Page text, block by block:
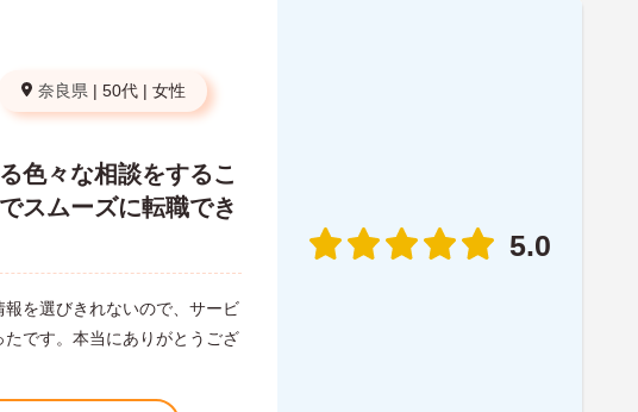
奈良県 | 50代 | 女性
色々な相談をするこ
スムーズに転職でき
報を選びきれないので、サービ
たです。本当にありがとうござ
5.0